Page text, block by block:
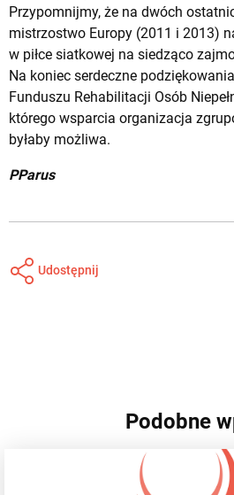
Przypomnijmy, że na dwóch
mistrzostwo Europy (2011 i 2013)
w piłce siatkowej na siedząco
Na koniec serdeczne
Funduszu Rehabilitacji Osób
którego wsparcia organizacja
byłaby możliwa.
PParus
Udostępnij
Podobne